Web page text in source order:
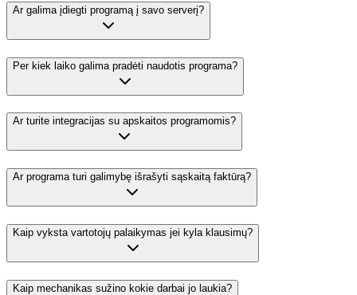
Ar galima įdiegti programą į savo serverį?
Per kiek laiko galima pradėti naudotis programa?
Ar turite integracijas su apskaitos programomis?
Ar programa turi galimybę išrašyti sąskaitą faktūrą?
Kaip vyksta vartotojų palaikymas jei kyla klausimų?
Kaip mechanikas sužino kokie darbai jo laukia?